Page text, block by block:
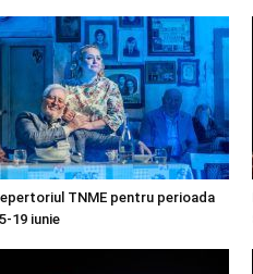
TNME pentru perioada
19 iunie